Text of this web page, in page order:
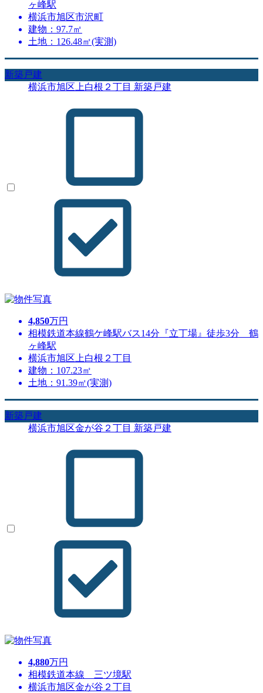
ヶ峰駅
横浜市旭区市沢町
建物：97.7㎡
土地：126.48㎡(実測)
新築戸建
横浜市旭区上白根２丁目 新築戸建
4,850万円
相模鉄道本線鶴ケ峰駅バス14分『立丁場』徒歩3分 鶴
ヶ峰駅
横浜市旭区上白根２丁目
建物：107.23㎡
土地：91.39㎡(実測)
新築戸建
横浜市旭区金が谷２丁目 新築戸建
4,880万円
相模鉄道本線 三ツ境駅
横浜市旭区金が谷２丁目